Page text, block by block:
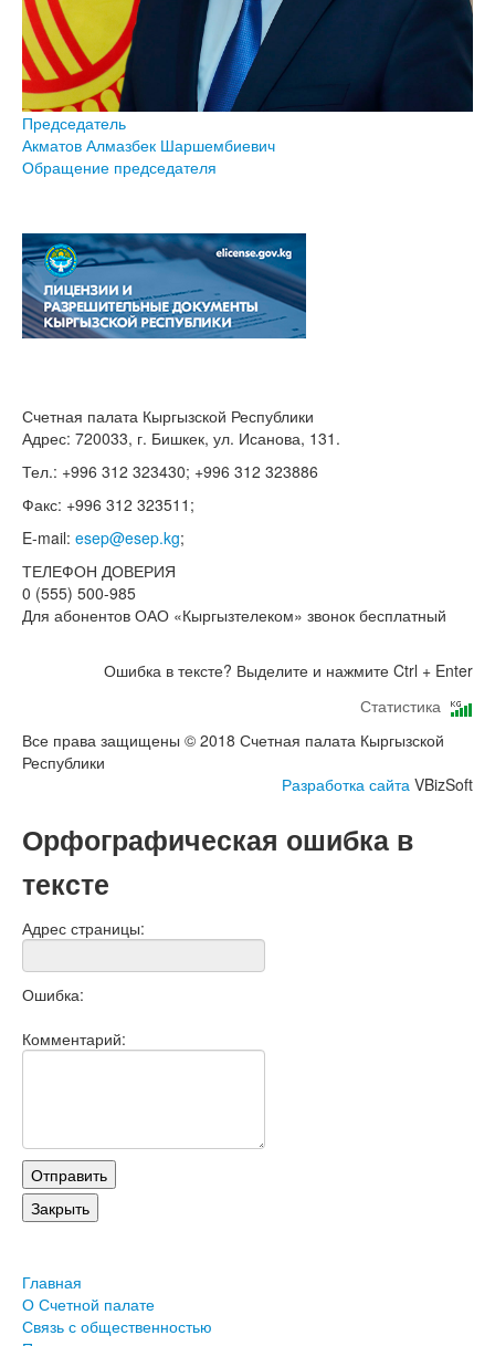
Председатель
Акматов Алмазбек Шаршембиевич
Обращение председателя
Счетная палата Кыргызской Республики
Адрес: 720033, г. Бишкек, ул. Исанова, 131.
Тел.: +996 312 323430; +996 312 323886
Факс: +996 312 323511;
E-mail: esep@esep.kg;
ТЕЛЕФОН ДОВЕРИЯ
0 (555) 500-985
Для абонентов ОАО «Кыргызтелеком» звонок бесплатный
Ошибка в тексте? Выделите и нажмите Ctrl + Enter
Статистика
Все права защищены © 2018 Счетная палата Кыргызской
Республики
Разработка сайта VBizSoft
Орфографическая ошибка в
тексте
Адрес страницы:
Ошибка:
Комментарий:
Главная
О Счетной палате
Связь с общественностью